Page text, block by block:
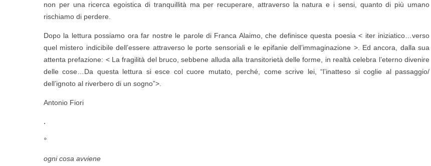
non per una ricerca egoistica di tranquillità ma per recuperare, attraverso la natura e i sensi, quanto di più umano
rischiamo di perdere.
Dopo la lettura possiamo ora far nostre le parole di Franca Alaimo, che definisce questa poesia < iter iniziatico…verso
quel mistero indicibile dell’essere attraverso le porte sensoriali e le epifanie dell’immaginazione >. Ed ancora, dalla sua
attenta prefazione: < La fragilità del bruco, sebbene alluda alla transitorietà delle forme, in realtà celebra l’eterno divenire
delle cose…Da questa lettura si esce col cuore mutato, perché, come scrive lei, “l’inatteso si coglie al passaggio/
dell’ignoto al riverbero di un sogno”>.
Antonio Fiori
.
*
ogni cosa avviene